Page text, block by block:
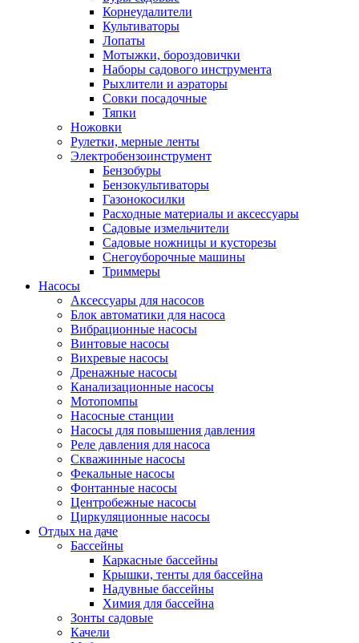
Корнеудалители
Культиваторы
Лопаты
Мотыжки, бороздовички
Наборы садового инструмента
Рыхлители и аэраторы
Совки посадочные
Тяпки
Ножовки
Рулетки, мерные ленты
Электробензоинструмент
Бензобуры
Бензокультиваторы
Газонокосилки
Расходные материалы и аксессуары
Садовые измельчители
Садовые ножницы и кусторезы
Снегоуборочные машины
Триммеры
Насосы
Аксессуары для насосов
Блок автоматики для насоса
Вибрационные насосы
Винтовые насосы
Вихревые насосы
Дренажные насосы
Канализационные насосы
Мотопомпы
Насосные станции
Насосы для повышения давления
Реле давления для насоса
Скважинные насосы
Фекальные насосы
Фонтанные насосы
Центробежные насосы
Циркуляционные насосы
Отдых на даче
Бассейны
Каркасные бассейны
Крышки, тенты для бассейна
Надувные бассейны
Химия для бассейна
Зонты садовые
Качели